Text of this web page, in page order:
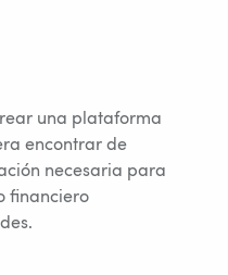
una plataforma
encontrar de
necesaria para
financiero